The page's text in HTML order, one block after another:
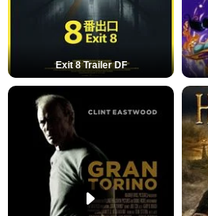
Exit 8 Trailer DF